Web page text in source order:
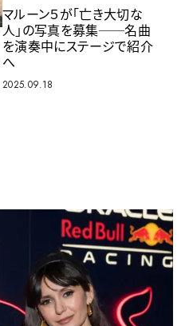
マルーン５が「亡き大切な
人」の写真を募集──名曲
を演奏中にステージで紹介
へ
2025.09.18